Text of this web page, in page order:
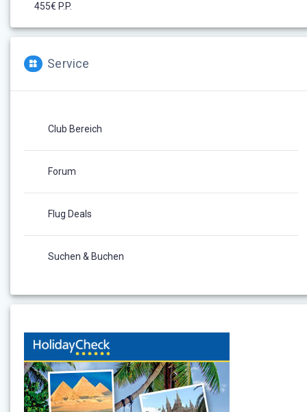
455€ P.P.
Service
Club Bereich
Forum
Flug Deals
Suchen & Buchen